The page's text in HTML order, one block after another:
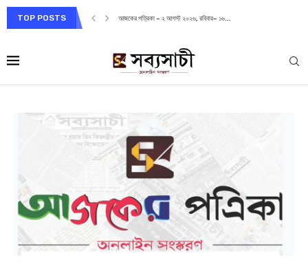
TOP POSTS আজকের পত্রিকা – ২ আগস্ট ২০২৬, রবিবার– ১৬...